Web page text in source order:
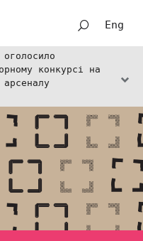
Eng
конкурсі на